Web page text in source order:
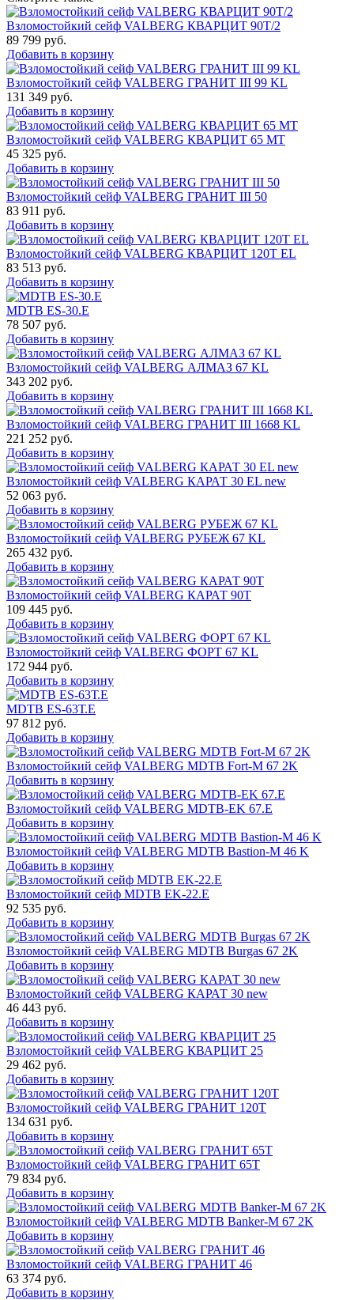
Взломостойкий сейф VALBERG КВАРЦИТ 90Т/2
89 799 руб.
Добавить в корзину
Взломостойкий сейф VALBERG ГРАНИТ III 99 KL
131 349 руб.
Добавить в корзину
Взломостойкий сейф VALBERG КВАРЦИТ 65 МТ
45 325 руб.
Добавить в корзину
Взломостойкий сейф VALBERG ГРАНИТ III 50
83 911 руб.
Добавить в корзину
Взломостойкий сейф VALBERG КВАРЦИТ 120Т EL
83 513 руб.
Добавить в корзину
MDTB ES-30.Е
78 507 руб.
Добавить в корзину
Взломостойкий сейф VALBERG АЛМАЗ 67 KL
343 202 руб.
Добавить в корзину
Взломостойкий сейф VALBERG ГРАНИТ III 1668 KL
221 252 руб.
Добавить в корзину
Взломостойкий сейф VALBERG КАРАТ 30 EL new
52 063 руб.
Добавить в корзину
Взломостойкий сейф VALBERG РУБЕЖ 67 KL
265 432 руб.
Добавить в корзину
Взломостойкий сейф VALBERG КАРАТ 90T
109 445 руб.
Добавить в корзину
Взломостойкий сейф VALBERG ФОРТ 67 KL
172 944 руб.
Добавить в корзину
MDTB ES-63Т.Е
97 812 руб.
Добавить в корзину
Взломостойкий сейф VALBERG MDTB Fort-M 67 2K
Добавить в корзину
Взломостойкий сейф VALBERG MDTB-EK 67.E
Добавить в корзину
Взломостойкий сейф VALBERG MDTB Bastion-M 46 K
Добавить в корзину
Взломостойкий сейф MDTB EK-22.E
92 535 руб.
Добавить в корзину
Взломостойкий сейф VALBERG MDTB Burgas 67 2K
Добавить в корзину
Взломостойкий сейф VALBERG КАРАТ 30 new
46 443 руб.
Добавить в корзину
Взломостойкий сейф VALBERG КВАРЦИТ 25
29 462 руб.
Добавить в корзину
Взломостойкий сейф VALBERG ГРАНИТ 120Т
134 631 руб.
Добавить в корзину
Взломостойкий сейф VALBERG ГРАНИТ 65Т
79 834 руб.
Добавить в корзину
Взломостойкий сейф VALBERG MDTB Banker-M 67 2K
Добавить в корзину
Взломостойкий сейф VALBERG ГРАНИТ 46
63 374 руб.
Добавить в корзину